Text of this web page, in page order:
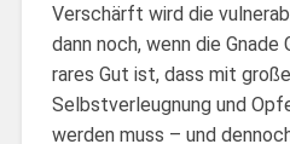
Verschärft wird die
dann noch, wenn die
rares Gut ist, dass mit
Selbstverleugnung und
werden muss – und